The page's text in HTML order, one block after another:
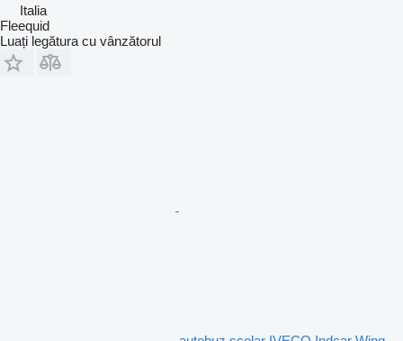
Italia
Fleequid
Luați legătura cu vânzătorul